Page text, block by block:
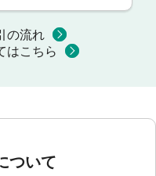
の流れ
はこちら
ついて